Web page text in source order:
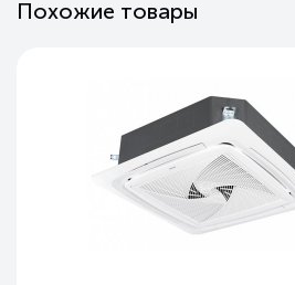
Похожие товары